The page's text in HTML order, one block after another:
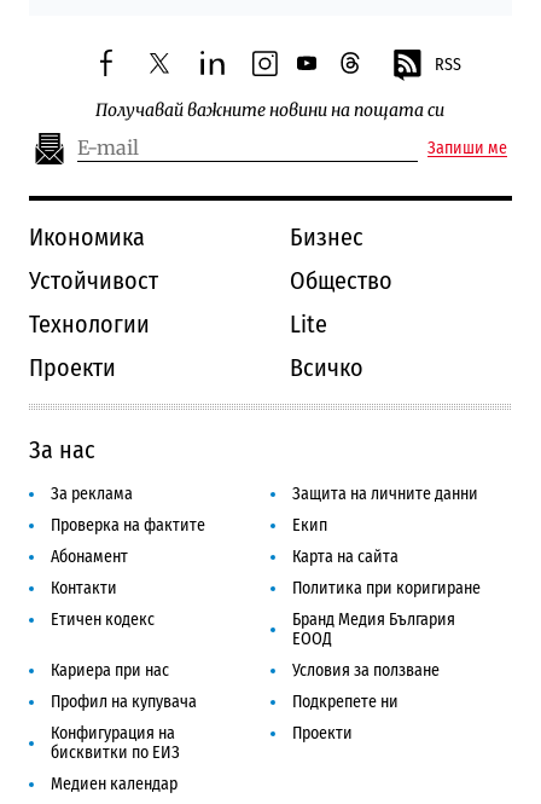
facebooktwitterlinkedininstagram
youtubethreads RSS
Получавай важните новини на пощата си
Запиши ме
Икономика
Бизнес
Устойчивост
Общество
Технологии
Lite
Проекти
Всичко
За нас
За реклама
Защита на личните данни
Проверка на фактите
Екип
Абонамент
Карта на сайта
Контакти
Политика при коригиране
Етичен кодекс
Бранд Медия България
ЕООД
Кариера при нас
Условия за ползване
Профил на купувача
Подкрепете ни
Конфигурация на
бисквитки по ЕИЗ
Проекти
Медиен календар